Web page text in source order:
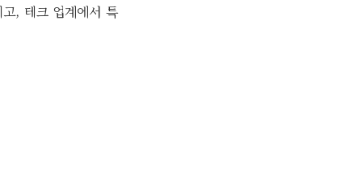
, 테크 업계에서 특